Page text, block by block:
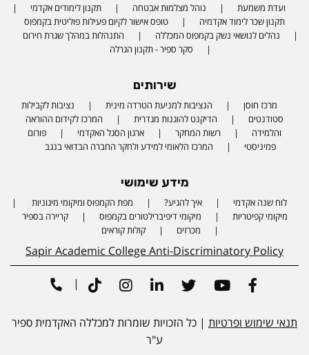
ועדת משמעת נוהל מצלמות אבטחה
תקנון לימודים אקדמי
תקנון שכר לימוד אקדמיה
טופס אישור לקיום פעילות פוליטית בקמפוס
נהלים לנושאי נשק בקמפוס המכללה
התנהלות במהלך שגרת חירום
סקר ספיר - תקנון הגרלה
שירותים
מרכז חוסן הנציבות למניעת הטרדה מינית
נציבות לקבילות
סטודנטים
הדיקנט להוגנות מגדרית
המרכז לקידום ההוראה
והלמידה
רשות המחקר ארגון הסגל האקדמי
פורום
פמיניסטי
המרכז הלאומי למידע ולחקר החברה הבדואי בנגב
מידע שימושי
לוח שנה אקדמי איך להגיע?
מפת הקמפוס ומיקומי מיגוניות
מיקומי קפיטריות
מיקומי דיפיברילטורים בקמפוס
קריירה בספיר
מכרזים
קולות קוראים
Sapir Academic College Anti-Discriminatory Policy
תנאי שימוש ופרטיות | כל הזכויות שומרות למכללה האקדמית ספיר
ע"ר
Facebook
Youtube
Twitter
Linkedin
Instagram
Tiktok
|
Phone number